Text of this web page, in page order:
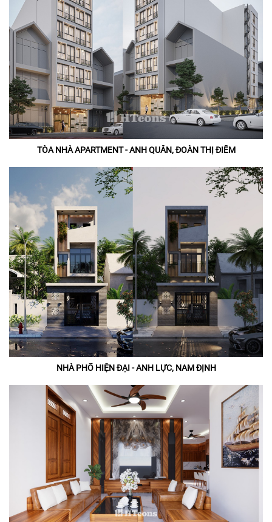
TÒA NHÀ APARTMENT - ANH QUÂN, ĐOÀN THỊ ĐIỂM
NHÀ PHỐ HIỆN ĐẠI - ANH LỰC, NAM ĐỊNH